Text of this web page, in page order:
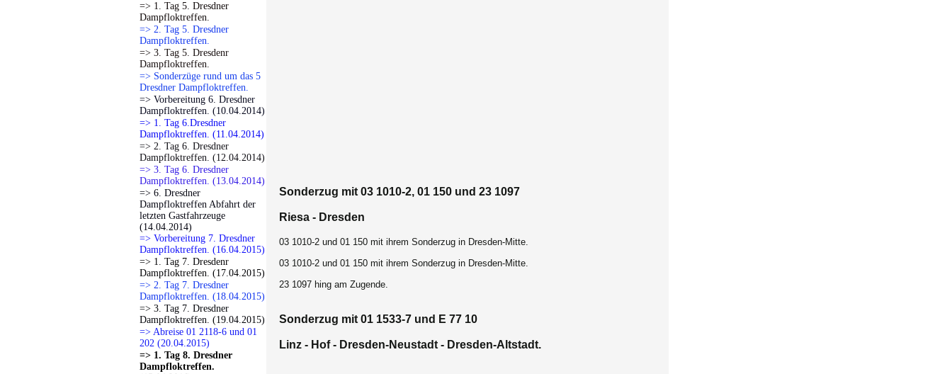
=> 1. Tag 5. Dresdner
Dampfloktreffen.
=> 2. Tag 5. Dresdner
Dampfloktreffen.
=> 3. Tag 5. Dresdenr
Dampfloktreffen.
=> Sonderzüge rund um das 5
Dresdner Dampfloktreffen.
=> Vorbereitung 6. Dresdner
Dampfloktreffen. (10.04.2014)
=> 1. Tag 6.Dresdner
Dampfloktreffen. (11.04.2014)
=> 2. Tag 6. Dresdner
Dampfloktreffen. (12.04.2014)
=> 3. Tag 6. Dresdner
Dampfloktreffen. (13.04.2014)
=> 6. Dresdner
Dampfloktreffen Abfahrt der
letzten Gastfahrzeuge
(14.04.2014)
=> Vorbereitung 7. Dresdner
Dampfloktreffen. (16.04.2015)
=> 1. Tag 7. Dresdenr
Dampfloktreffen. (17.04.2015)
=> 2. Tag 7. Dresdner
Dampfloktreffen. (18.04.2015)
=> 3. Tag 7. Dresdner
Dampfloktreffen. (19.04.2015)
=> Abreise 01 2118-6 und 01
202 (20.04.2015)
=> 1. Tag 8. Dresdner
Dampfloktreffen.
Sonderzug mit 03 1010-2, 01 150 und 23 1097
Riesa - Dresden
03 1010-2 und 01 150 mit ihrem Sonderzug in Dresden-Mitte.
03 1010-2 und 01 150 mit ihrem Sonderzug in Dresden-Mitte.
23 1097 hing am Zugende.
Sonderzug mit 01 1533-7 und E 77 10
Linz - Hof - Dresden-Neustadt - Dresden-Altstadt.